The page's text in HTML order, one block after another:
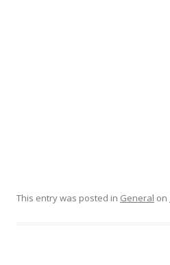
This entry was posted in General on